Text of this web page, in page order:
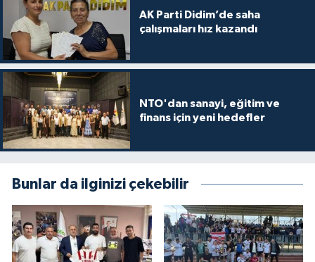
AK Parti Didim’de saha
çalışmaları hız kazandı
NTO'dan sanayi, eğitim ve
finans için yeni hedefler
Bunlar da ilginizi çekebilir